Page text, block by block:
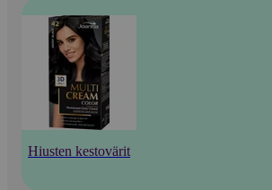
Hiusten kestovärit